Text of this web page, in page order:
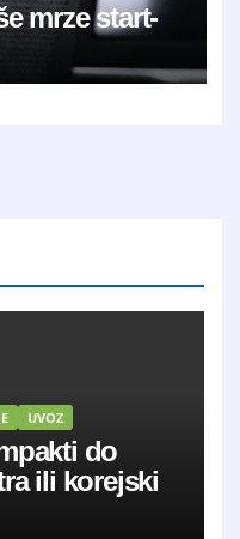
mrze start-
UVOZ
do
ili korejski